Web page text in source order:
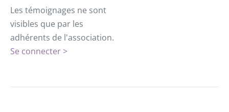
Les témoignages ne sont
visibles que par les
adhérents de l'association.
Se connecter >